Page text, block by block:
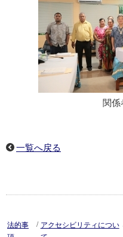
関係
一覧へ戻る
法的事
/ アクセシビリティについ